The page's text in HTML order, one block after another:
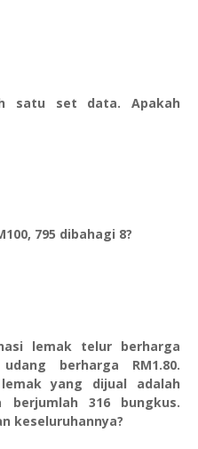
satu set data. Apakah
795 dibahagi 8?
lemak telur berharga
berharga RM1.80.
yang dijual adalah
berjumlah 316 bungkus.
keseluruhannya?